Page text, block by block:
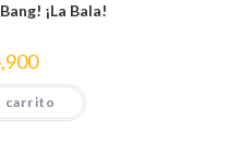
¡La Bala!
carrito